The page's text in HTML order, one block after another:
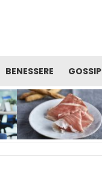
BENESSERE GOSSIP
DANIELE: ALIMENTO